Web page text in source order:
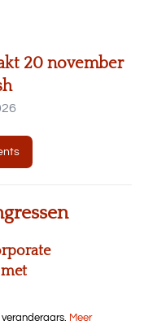
20 november
Meer